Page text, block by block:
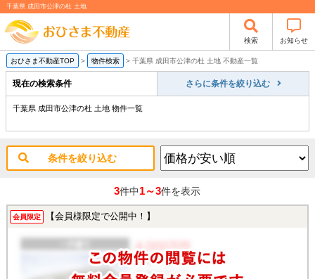
千葉県 成田市公津の杜 土地
検索 お知らせ
おひさま不動産TOP > 物件検索 > 千葉県 成田市公津の杜 土地 不動産一覧
現在の検索条件 さらに条件を絞り込む
千葉県 成田市公津の杜 土地 物件一覧
条件を絞り込む
3件中1～3件を表示
会員限定 【会員様限定で公開中！】